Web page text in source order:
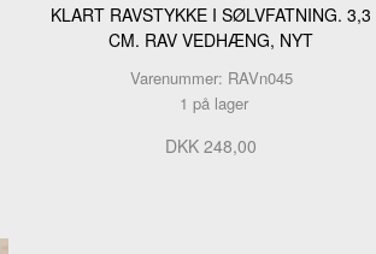
KLART RAVSTYKKE I SØLVFATNING. 3,3
CM. RAV VEDHÆNG, NYT
Varenummer: RAVn045
1 på lager
DKK 248,00